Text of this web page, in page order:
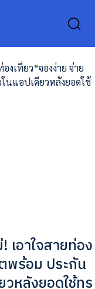
เอาใจสายท่อง
พร้อม ประกัน
วหลังยอดใช้ทรู